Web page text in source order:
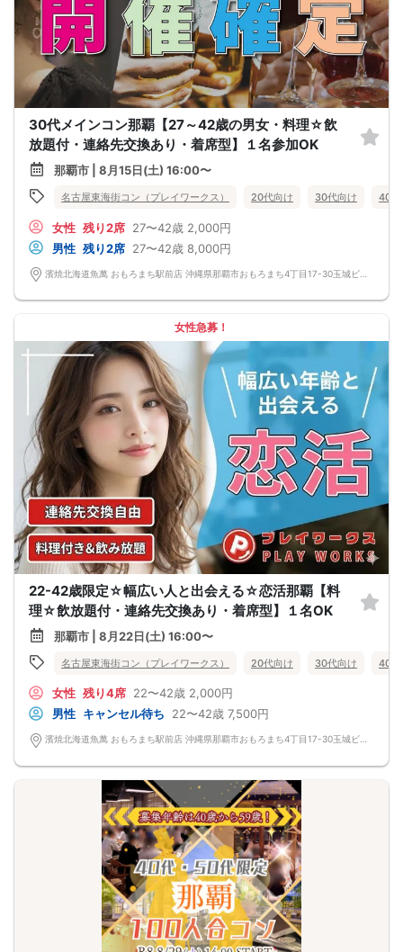
30代メインコン那覇【27～42歳の男女・料理☆飲
放題付・連絡先交換あり・着席型】１名参加OK
那覇市 | 8月15日(土) 16:00〜
名古屋東海街コン（プレイワークス） 20代向け 30代向け 40代
女性 残り2席 27〜42歳 2,000円
男性 残り2席 27〜42歳 8,000円
女性急募！
22-42歳限定☆幅広い人と出会える☆恋活那覇【料
理☆飲放題付・連絡先交換あり・着席型】１名OK
那覇市 | 8月22日(土) 16:00〜
名古屋東海街コン（プレイワークス） 20代向け 30代向け 40代
女性 残り4席 22〜42歳 2,000円
男性 キャンセル待ち 22〜42歳 7,500円